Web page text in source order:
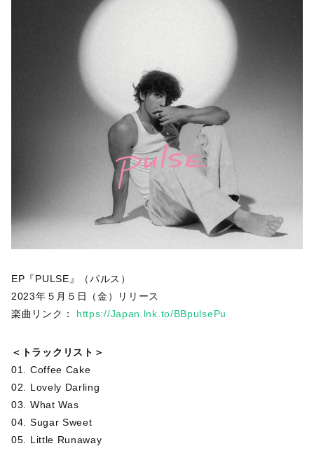
EP『PULSE』（パルス）
2023年５月５日（金）リリース
楽曲リンク： https://Japan.lnk.to/BBpulsePu
＜トラックリスト＞
01. Coffee Cake
02. Lovely Darling
03. What Was
04. Sugar Sweet
05. Little Runaway